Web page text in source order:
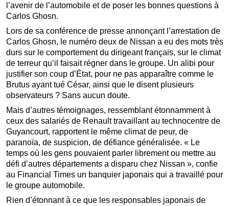
l’avenir de l’automobile et de poser les bonnes questions à
Carlos Ghosn.
Lors de sa conférence de presse annonçant l’arrestation de
Carlos Ghosn, le numéro deux de Nissan a eu des mots très
durs sur le comportement du dirigeant français, sur le climat
de terreur qu’il faisait régner dans le groupe. Un alibi pour
justifier son coup d’État, pour ne pas apparaître comme le
Brutus ayant tué César, ainsi que le disent plusieurs
observateurs ? Sans aucun doute.
Mais d’autres témoignages, ressemblant étonnamment à
ceux des salariés de Renault travaillant au technocentre de
Guyancourt, rapportent le même climat de peur, de
paranoïa, de suspicion, de défiance généralisée. « Le
temps où les gens pouvaient parler librement ou mettre au
défi d’autres départements a disparu chez Nissan », confie
au Financial Times un banquier japonais qui a travaillé pour
le groupe automobile.
Rien d’étonnant à ce que les responsables japonais de